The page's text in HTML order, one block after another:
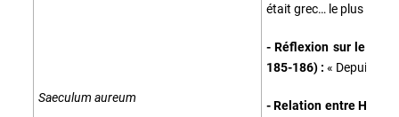
Saeculum aureum
était grec… le plus sage
- Réflexion sur le rôle
185-186) : « Depuis
- Relation entre